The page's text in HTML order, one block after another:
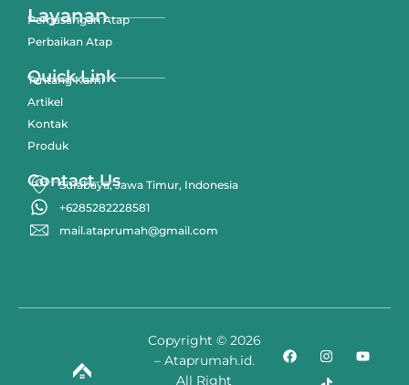
Layanan
Pemasangan Atap
Perbaikan Atap
Quick Link
Tentang Kami
Artikel
Kontak
Produk
Contact Us
Surabaya, Jawa Timur, Indonesia
+6285282228581
mail.ataprumah@gmail.com
Copyright © 2026
– Ataprumah.id.
All Right